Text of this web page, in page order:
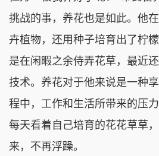
挑战的事，养花也是如此。他
卉植物，还用种子培育出了柠
是在闲暇之余侍弄花草，最近
技术。养花对于他来说是一种
程中，工作和生活所带来的压
每天看着自己培育的花花草草
来，不再浮躁。